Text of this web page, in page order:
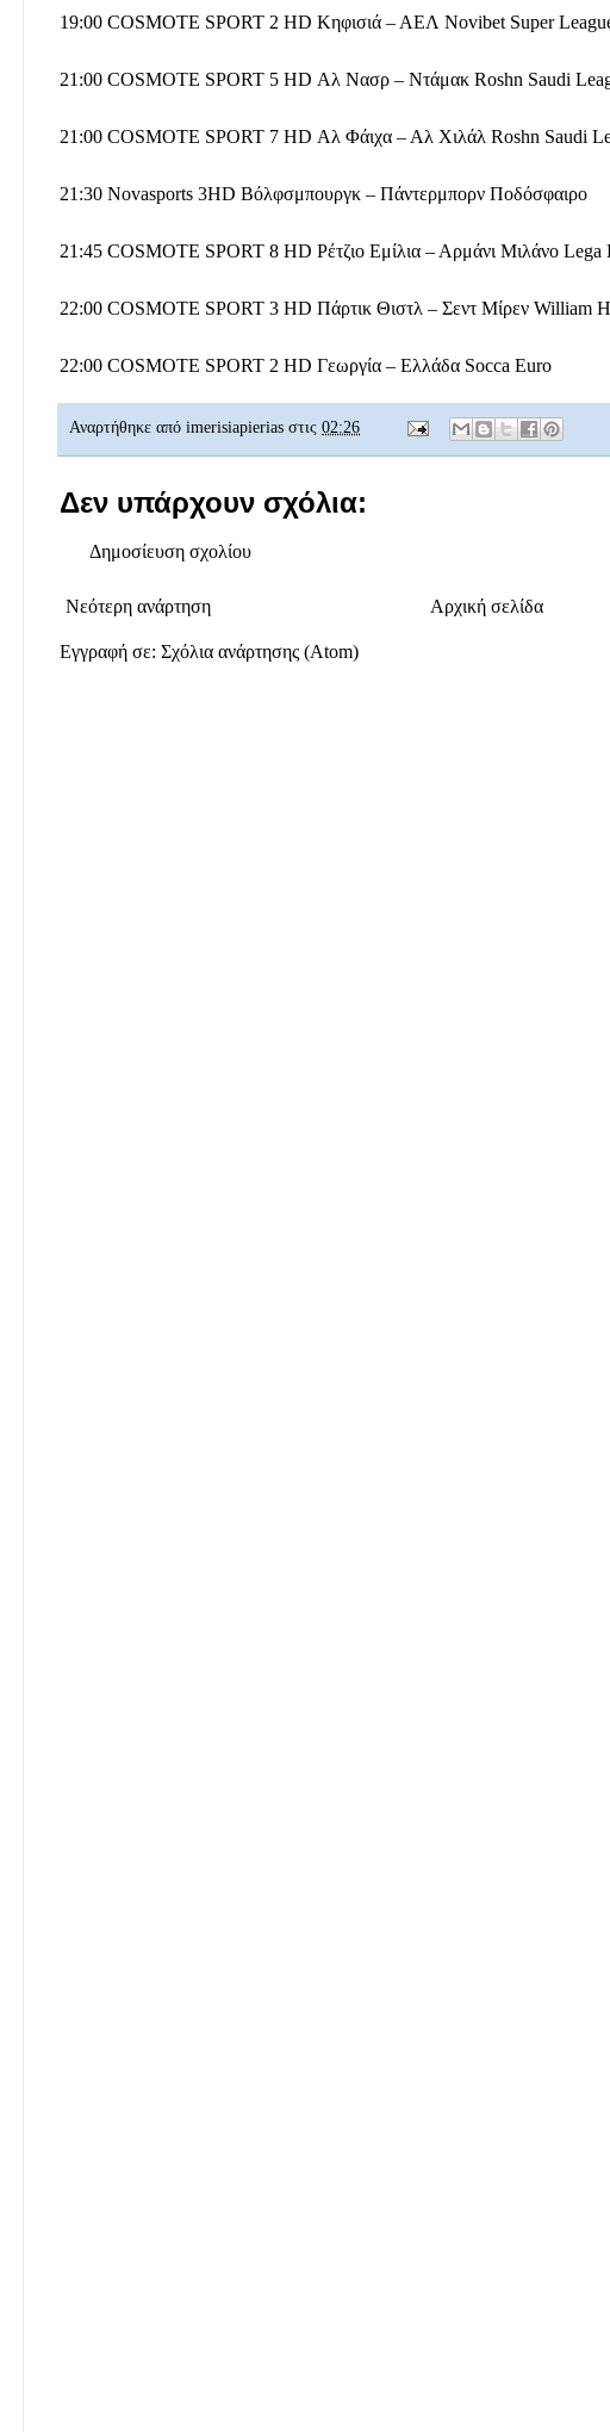
19:00 COSMOTE SPORT 2 HD Κηφισιά – ΑΕΛ Novibet Super
21:00 COSMOTE SPORT 5 HD Αλ Νασρ – Ντάμακ Roshn Saudi
21:00 COSMOTE SPORT 7 HD Αλ Φάιχα – Αλ Χιλάλ Roshn Saudi
21:30 Novasports 3HD Βόλφσμπουργκ – Πάντερμπορν Ποδόσφαιρο
21:45 COSMOTE SPORT 8 HD Ρέτζιο Εμίλια – Αρμάνι Μιλάνο Lega
22:00 COSMOTE SPORT 3 HD Πάρτικ Θιστλ – Σεντ Μίρεν William
22:00 COSMOTE SPORT 2 HD Γεωργία – Ελλάδα Socca Euro
Αναρτήθηκε από imerisiapierias στις 02:26
Δεν υπάρχουν σχόλια:
Δημοσίευση σχολίου
Νεότερη ανάρτηση Αρχική σελίδα
Εγγραφή σε: Σχόλια ανάρτησης (Atom)